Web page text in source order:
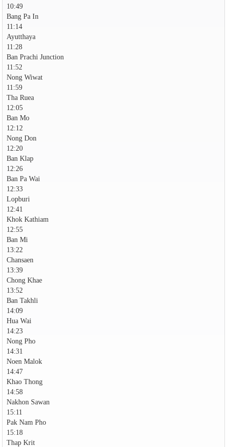
10:49
Bang Pa In
11:14
Ayutthaya
11:28
Ban Prachi Junction
11:52
Nong Wiwat
11:59
Tha Ruea
12:05
Ban Mo
12:12
Nong Don
12:20
Ban Klap
12:26
Ban Pa Wai
12:33
Lopburi
12:41
Khok Kathiam
12:55
Ban Mi
13:22
Chansaen
13:39
Chong Khae
13:52
Ban Takhli
14:09
Hua Wai
14:23
Nong Pho
14:31
Noen Malok
14:47
Khao Thong
14:58
Nakhon Sawan
15:11
Pak Nam Pho
15:18
Thap Krit